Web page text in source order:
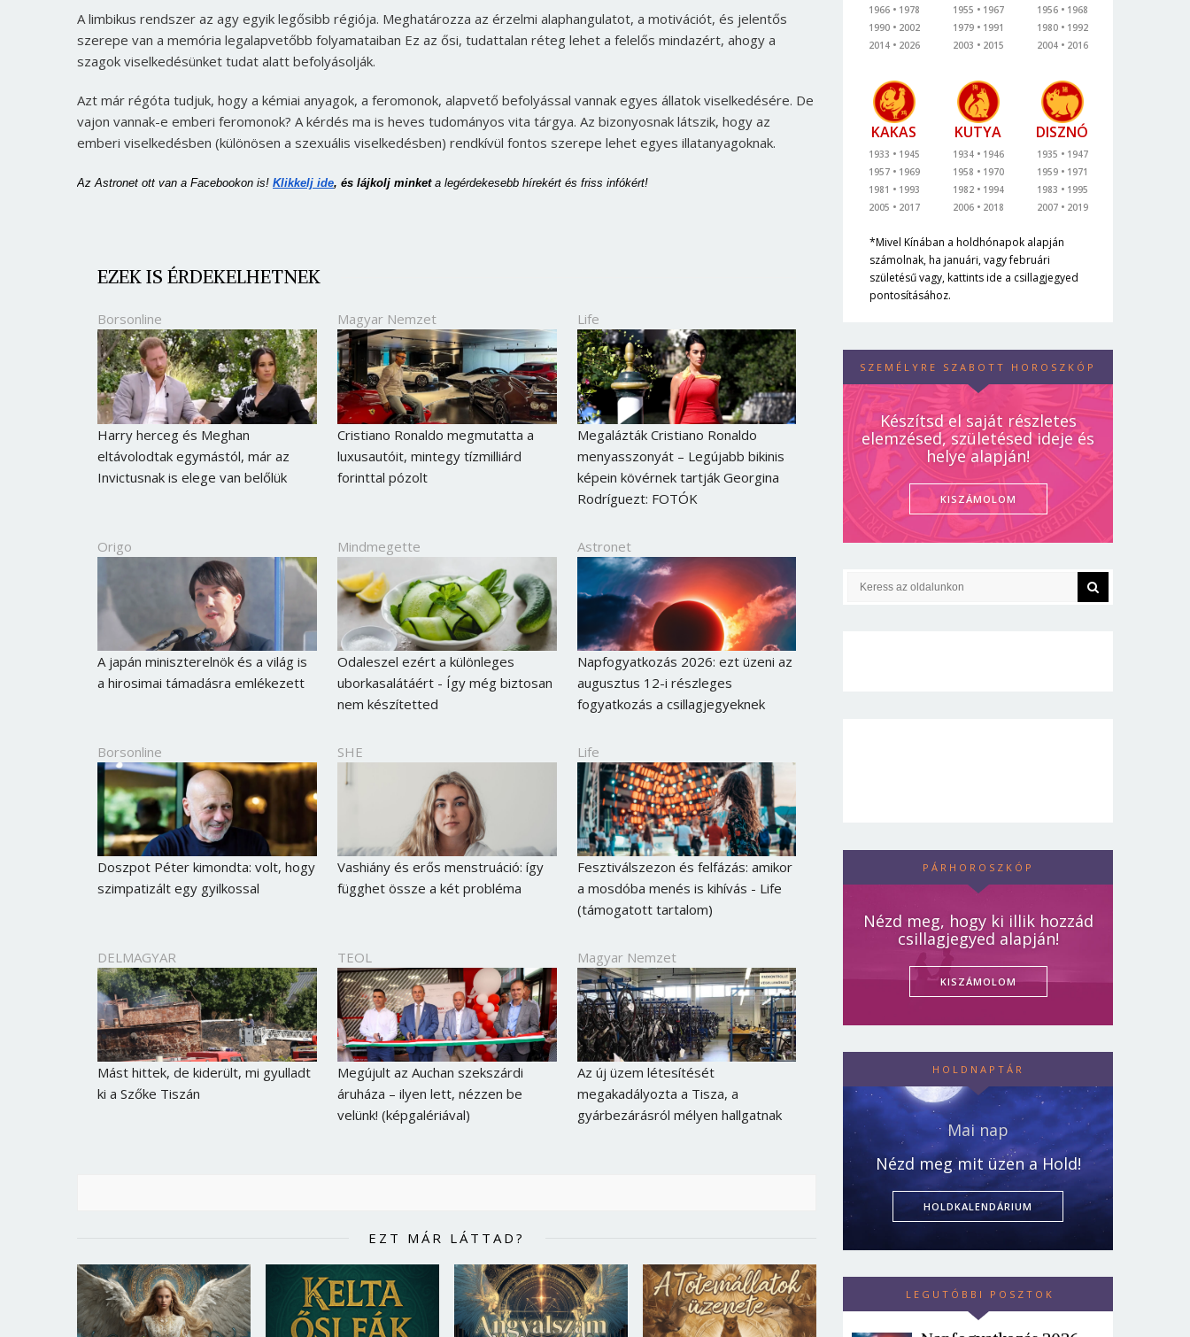
A limbikus rendszer az agy egyik legősibb régiója. Meghatározza az érzelmi alaphangulatot, a motivációt, és jelentős
szerepe van a memória legalapvetőbb folyamataiban Ez az ősi, tudattalan réteg lehet a felelős mindazért, ahogy a
szagok viselkedésünket tudat alatt befolyásolják.
Azt már régóta tudjuk, hogy a kémiai anyagok, a feromonok, alapvető befolyással vannak egyes állatok viselkedésére. De
vajon vannak-e emberi feromonok? A kérdés ma is heves tudományos vita tárgya. Az bizonyosnak látszik, hogy az
emberi viselkedésben (különösen a szexuális viselkedésben) rendkívül fontos szerepe lehet egyes illatanyagoknak.
Az Astronet ott van a Facebookon is! Klikkelj ide, és lájkolj minket a legérdekesebb hírekért és friss infókért!
EZEK IS ÉRDEKELHETNEK
Borsonline
Harry herceg és Meghan
eltávolodtak egymástól, már az
Invictusnak is elege van belőlük
Magyar Nemzet
Cristiano Ronaldo megmutatta a
luxusautóit, mintegy tízmilliárd
forinttal pózolt
Life
Megalázták Cristiano Ronaldo
menyasszonyát – Legújabb bikinis
képein kövérnek tartják Georgina
Rodríguezt: FOTÓK
Origo
A japán miniszterelnök és a világ is
a hirosimai támadásra emlékezett
Mindmegette
Odaleszel ezért a különleges
uborkasalátáért - Így még biztosan
nem készítetted
Astronet
Napfogyatkozás 2026: ezt üzeni az
augusztus 12-i részleges
fogyatkozás a csillagjegyeknek
Borsonline
Doszpot Péter kimondta: volt, hogy
szimpatizált egy gyilkossal
SHE
Vashiány és erős menstruáció: így
függhet össze a két probléma
Life
Fesztiválszezon és felfázás: amikor
a mosdóba menés is kihívás - Life
(támogatott tartalom)
DELMAGYAR
Mást hittek, de kiderült, mi gyulladt
ki a Szőke Tiszán
TEOL
Megújult az Auchan szekszárdi
áruháza – ilyen lett, nézzen be
velünk! (képgalériával)
Magyar Nemzet
Az új üzem létesítését
megakadályozta a Tisza, a
gyárbezárásról mélyen hallgatnak
EZT MÁR LÁTTAD?
1966
1978
1990
2002
2014
2026
1955
1967
1979
1991
2003
2015
1956
1968
1980
1992
2004
2016
KAKAS
1933
1945
1957
1969
1981
1993
2005
2017
KUTYA
1934
1946
1958
1970
1982
1994
2006
2018
DISZNÓ
1935
1947
1959
1971
1983
1995
2007
2019
*Mivel Kínában a holdhónapok alapján
számolnak, ha januári, vagy februári
születésű vagy, kattints ide a csillagjegyed
pontosításához.
SZEMÉLYRE SZABOTT HOROSZKÓP
Készítsd el saját részletes
elemzésed, születésed ideje és
helye alapján!
KISZÁMOLOM
PÁRHOROSZKÓP
Nézd meg, hogy ki illik hozzád
csillagjegyed alapján!
KISZÁMOLOM
HOLDNAPTÁR
Mai nap
Nézd meg mit üzen a Hold!
HOLDKALENDÁRIUM
LEGUTÓBBI POSZTOK
Borsonline bejelentkezés
E-mail cím vagy felhasználónév